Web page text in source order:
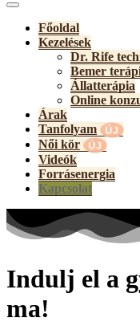
Főoldal
Kezelések
Dr. Rife
Bemer
Állatterápia
Online
Árak
Tanfolyam
Női kör
Videók
Forrásenergia
Kapcsolat
Indulj el a
ma!